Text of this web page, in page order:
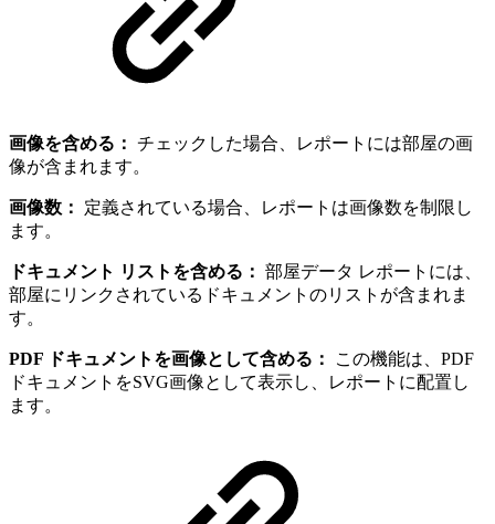
画像を含める： チェックした場合、レポートには部屋の画
像が含まれます。
画像数： 定義されている場合、レポートは画像数を制限し
ます。
ドキュメント リストを含める： 部屋データ レポートには、
部屋にリンクされているドキュメントのリストが含まれま
す。
PDF ドキュメントを画像として含める：
この機能は、PDF
ドキュメントをSVG画像として表示し、レポートに配置し
ます。